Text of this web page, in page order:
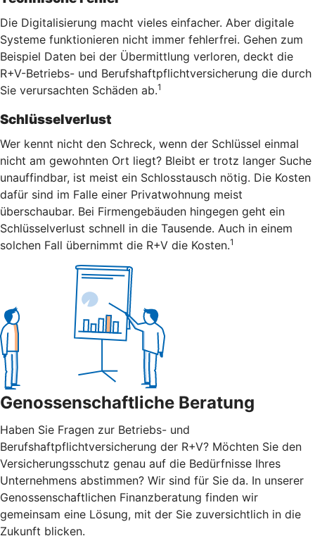
Die Digitalisierung macht vieles einfacher. Aber digitale
Systeme funktionieren nicht immer fehlerfrei. Gehen zum
Beispiel Daten bei der Übermittlung verloren, deckt die
R+V-Betriebs- und Berufshaftpflichtversicherung die durch
Sie verursachten Schäden ab.1
Schlüsselverlust
Wer kennt nicht den Schreck, wenn der Schlüssel einmal
nicht am gewohnten Ort liegt? Bleibt er trotz langer Suche
unauffindbar, ist meist ein Schlosstausch nötig. Die Kosten
dafür sind im Falle einer Privatwohnung meist
überschaubar. Bei Firmengebäuden hingegen geht ein
Schlüsselverlust schnell in die Tausende. Auch in einem
solchen Fall übernimmt die R+V die Kosten.1
Genossenschaftliche Beratung
Haben Sie Fragen zur Betriebs- und
Berufshaftpflichtversicherung der R+V? Möchten Sie den
Versicherungsschutz genau auf die Bedürfnisse Ihres
Unternehmens abstimmen? Wir sind für Sie da. In unserer
Genossenschaftlichen Finanzberatung finden wir
gemeinsam eine Lösung, mit der Sie zuversichtlich in die
Zukunft blicken.